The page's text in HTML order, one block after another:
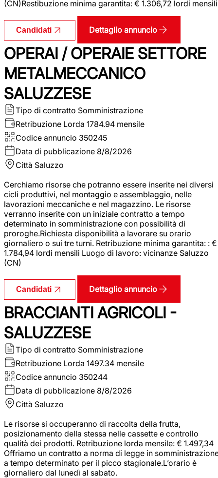
(CN)Restibuzione minima garantita: € 1.306,72 lordi mensili
Candidati Dettaglio annuncio
OPERAI / OPERAIE SETTORE
METALMECCANICO
SALUZZESE
Tipo di contratto Somministrazione
Retribuzione Lorda 1784.94 mensile
Codice annuncio 350245
Data di pubblicazione 8/8/2026
Città Saluzzo
Cerchiamo risorse che potranno essere inserite nei diversi
cicli produttivi, nel montaggio e assemblaggio, nelle
lavorazioni meccaniche e nel magazzino. Le risorse
verranno inserite con un iniziale contratto a tempo
determinato in somministrazione con possibilità di
proroghe.Richiesta disponibilità a lavorare su orario
giornaliero o sui tre turni. Retribuzione minima garantita: : €
1.784,94 lordi mensili Luogo di lavoro: vicinanze Saluzzo
(CN)
Candidati Dettaglio annuncio
BRACCIANTI AGRICOLI -
SALUZZESE
Tipo di contratto Somministrazione
Retribuzione Lorda 1497.34 mensile
Codice annuncio 350244
Data di pubblicazione 8/8/2026
Città Saluzzo
Le risorse si occuperanno di raccolta della frutta,
posizionamento della stessa nelle cassette e controllo
qualità dei prodotti. Retribuzione lorda mensile: € 1.497,34
Offriamo un contratto a norma di legge in
a tempo determinato per il picco stagionale.L’orario è
giornaliero dal lunedì al sabato.